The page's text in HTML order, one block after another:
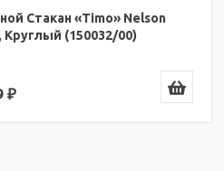
Стакан «Timo» Nelson
(150032/00)
₽